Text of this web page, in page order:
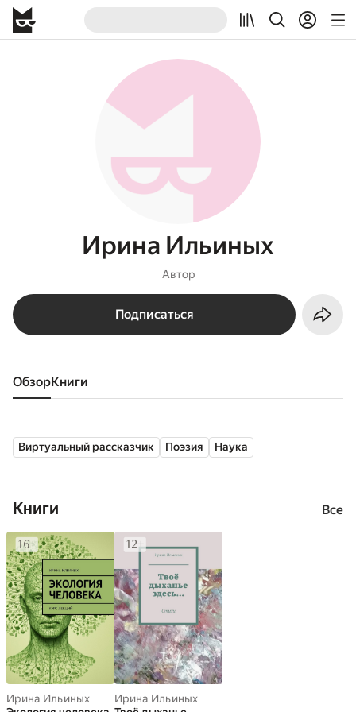
Ирина Ильиных
Автор
Подписаться
Обзор книги
Виртуальный рассказчик Поэзия Наука
Книги Все
Ирина Ильиных
Ирина Ильиных